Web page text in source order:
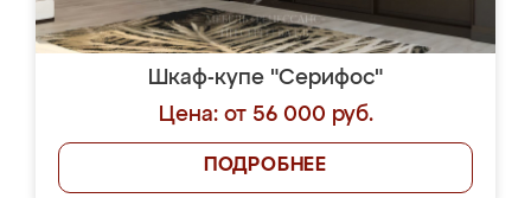
Шкаф-купе "Серифос"
Цена: от 56 000 руб.
ПОДРОБНЕЕ